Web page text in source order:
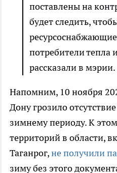
поставлены на
будет следить,
потребители тепла
рассказали в мэрии.
Напомним, 10 ноября
Дону грозило
зимнему периоду. К
территорий в области,
Таганрог,не получили
зиму без этого